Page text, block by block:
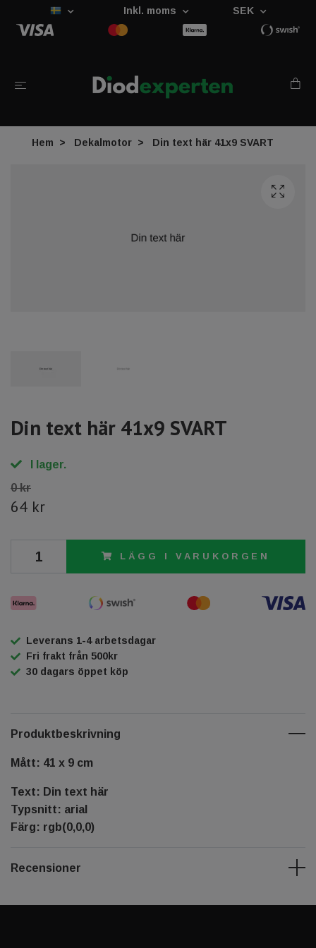
Inkl. moms SEK
Hem Dekalmotor Din text här 41x9 SVART
Din text här 41x9 SVART
I lager.
0 kr
64 kr
LÄGG I VARUKORGEN
Leverans 1-4 arbetsdagar
Fri frakt från 500kr
30 dagars öppet köp
Produktbeskrivning
Mått: 41 x 9 cm
Text: Din text här
Typsnitt: arial
Färg: rgb(0,0,0)
Recensioner